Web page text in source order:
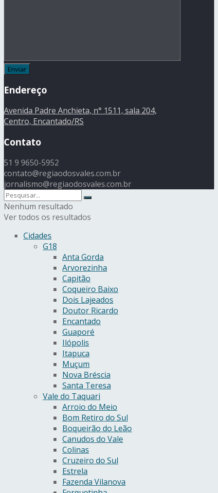
Endereço
Avenida Padre Anchieta, n° 1511, sala 204,
Centro, Encantado/RS
Contato
51 9 9650-5952
contato@regiaodosvales.com.br
jornalismo@regiaodosvales.com.br
Nenhum resultado
Ver todos os resultados
Cidades
G18
Anta Gorda
Arvorezinha
Capitão
Coqueiro Baixo
Dois Lajeados
Doutor Ricardo
Encantado
Guaporé
Ilópolis
Itapuca
Muçum
Nova Bréscia
Santa Teresa
Vale do Taquari
Arroio do Meio
Bom Retiro do Sul
Boqueirão do Leão
Canudos do Vale
Colinas
Cruzeiro do Sul
Estrela
Fazenda Vilanova